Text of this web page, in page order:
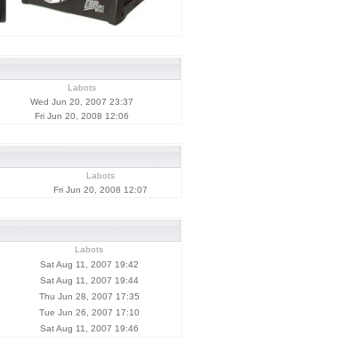
Labots
Wed Jun 20, 2007 23:37
Fri Jun 20, 2008 12:06
Labots
Fri Jun 20, 2008 12:07
Labots
Sat Aug 11, 2007 19:42
Sat Aug 11, 2007 19:44
Thu Jun 28, 2007 17:35
Tue Jun 26, 2007 17:10
Sat Aug 11, 2007 19:46